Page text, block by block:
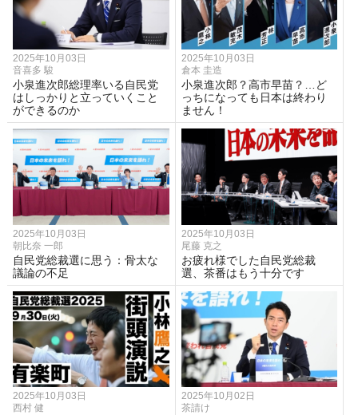
2025年10月03日
音喜多 駿
小泉進次郎総理率いる自民党
はしっかりと立っていくこと
ができるのか
2025年10月03日
倉本 圭造
小泉進次郎？高市早苗？…ど
っちになっても日本は終わり
ません！
2025年10月03日
朝比奈 一郎
自民党総裁選に思う：骨太な
議論の不足
2025年10月03日
尾藤 克之
お疲れ様でした自民党総裁
選、茶番はもう十分です
2025年10月03日
西村 健
2025年10月02日
茶請け